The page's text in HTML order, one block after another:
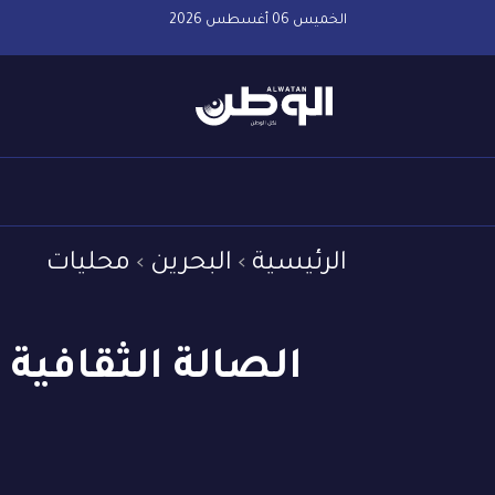
الخميس 06 أغسطس 2026
الرئيسية البحرين محليات
الصالة